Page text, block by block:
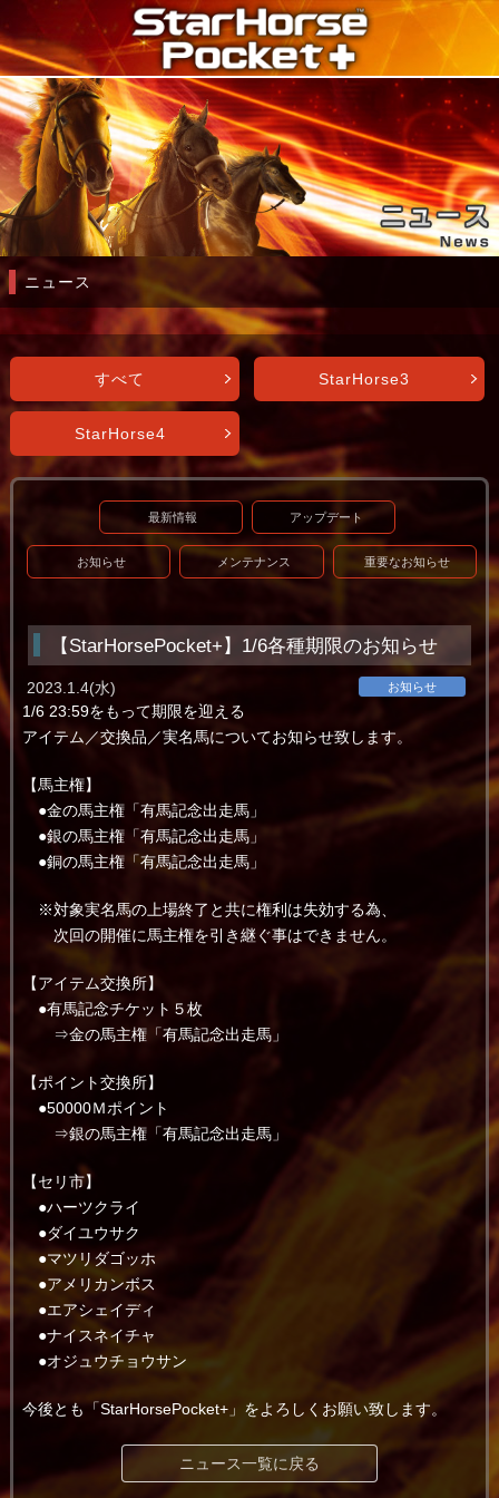
ニュース
すべて StarHorse3
StarHorse4
最新情報 アップデート
お知らせ メンテナンス 重要なお知らせ
【StarHorsePocket+】1/6各種期限のお知らせ
お知らせ
2023.1.4(水)
1/6 23:59をもって期限を迎える
アイテム／交換品／実名馬についてお知らせ致します。
【馬主権】
●金の馬主権「有馬記念出走馬」
●銀の馬主権「有馬記念出走馬」
●銅の馬主権「有馬記念出走馬」
※対象実名馬の上場終了と共に権利は失効する為、
次回の開催に馬主権を引き継ぐ事はできません。
【アイテム交換所】
●有馬記念チケット５枚
⇒金の馬主権「有馬記念出走馬」
【ポイント交換所】
●50000Ｍポイント
⇒銀の馬主権「有馬記念出走馬」
【セリ市】
●ハーツクライ
●ダイユウサク
●マツリダゴッホ
●アメリカンボス
●エアシェイディ
●ナイスネイチャ
●オジュウチョウサン
今後とも「StarHorsePocket+」をよろしくお願い致します。
ニュース一覧に戻る